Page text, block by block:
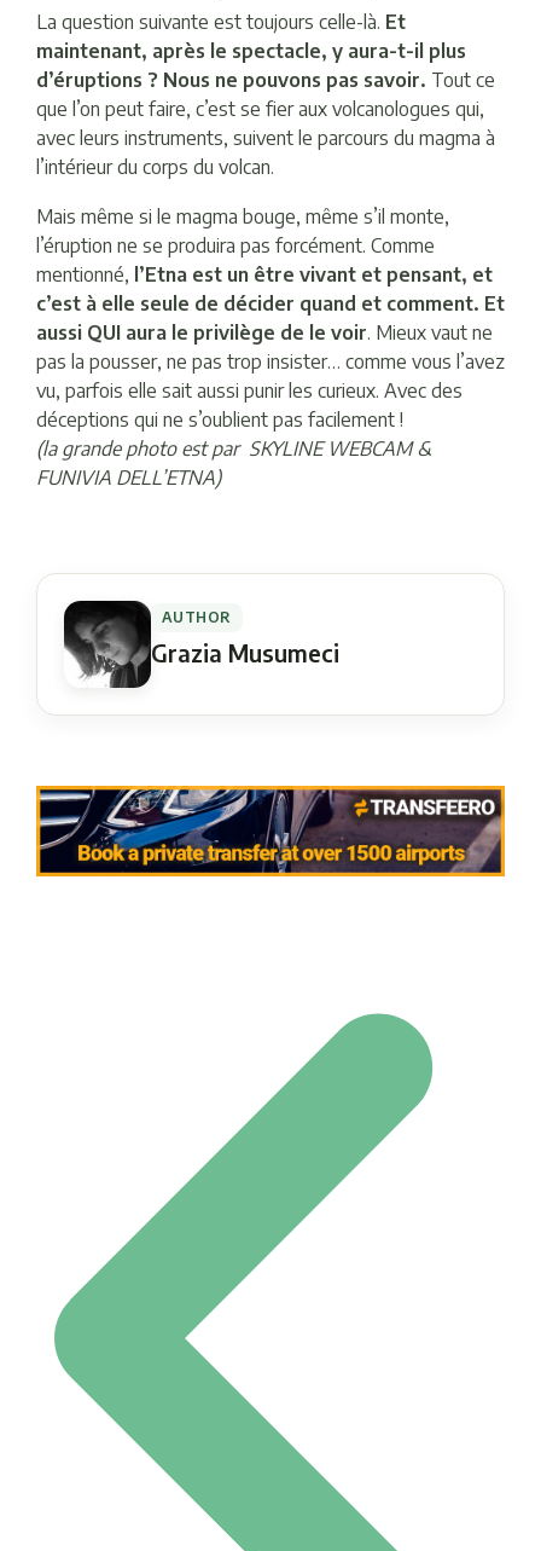
La question suivante est toujours celle-là. Et
maintenant, après le spectacle, y aura-t-il plus
d’éruptions ? Nous ne pouvons pas savoir. Tout ce
que l’on peut faire, c’est se fier aux volcanologues qui,
avec leurs instruments, suivent le parcours du magma à
l’intérieur du corps du volcan.
Mais même si le magma bouge, même s’il monte,
l’éruption ne se produira pas forcément. Comme
mentionné, l’Etna est un être vivant et pensant, et
c’est à elle seule de décider quand et comment. Et
aussi QUI aura le privilège de le voir. Mieux vaut ne
pas la pousser, ne pas trop insister… comme vous l’avez
vu, parfois elle sait aussi punir les curieux. Avec des
déceptions qui ne s’oublient pas facilement !
(la grande photo est par SKYLINE WEBCAM &
FUNIVIA DELL’ETNA)
AUTHOR
Grazia Musumeci